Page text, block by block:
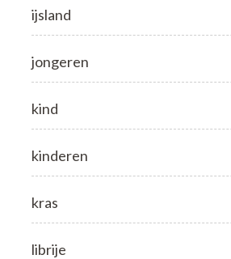
ijsland
jongeren
kind
kinderen
kras
librije